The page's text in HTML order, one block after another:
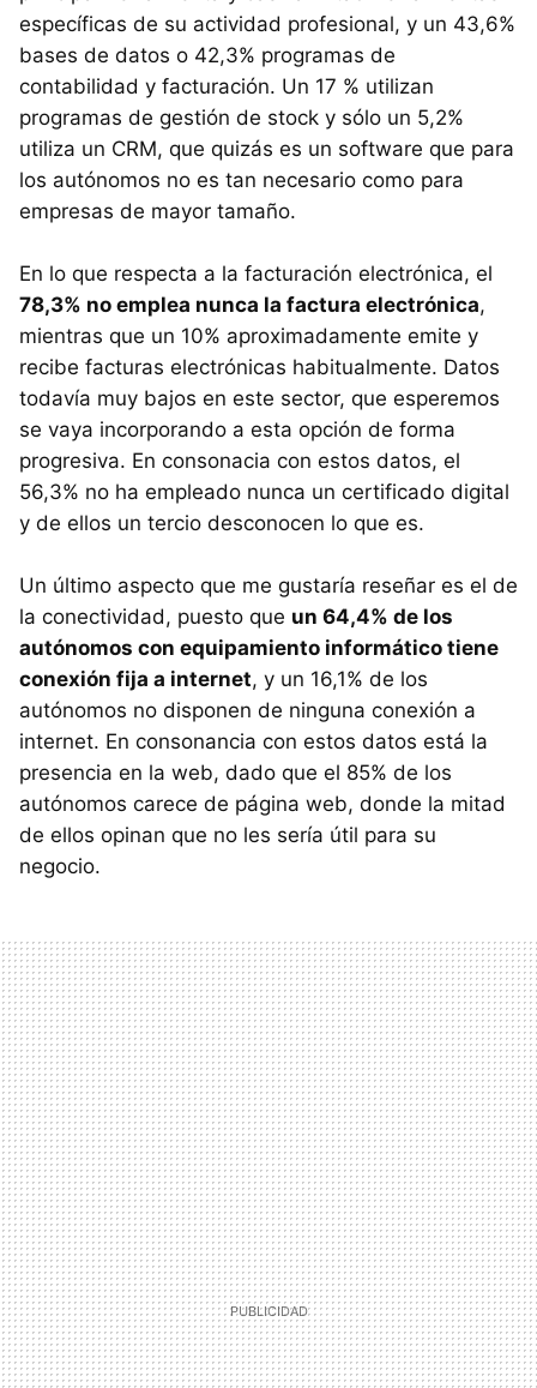
específicas de su actividad profesional, y un 43,6%
bases de datos o 42,3% programas de
contabilidad y facturación. Un 17 % utilizan
programas de gestión de stock y sólo un 5,2%
utiliza un CRM, que quizás es un software que para
los autónomos no es tan necesario como para
empresas de mayor tamaño.
En lo que respecta a la facturación electrónica, el
78,3% no emplea nunca la factura electrónica,
mientras que un 10% aproximadamente emite y
recibe facturas electrónicas habitualmente. Datos
todavía muy bajos en este sector, que esperemos
se vaya incorporando a esta opción de forma
progresiva. En consonacia con estos datos, el
56,3% no ha empleado nunca un certificado digital
y de ellos un tercio desconocen lo que es.
Un último aspecto que me gustaría reseñar es el de
la conectividad, puesto que un 64,4% de los
autónomos con equipamiento informático tiene
conexión fija a internet, y un 16,1% de los
autónomos no disponen de ninguna conexión a
internet. En consonancia con estos datos está la
presencia en la web, dado que el 85% de los
autónomos carece de página web, donde la mitad
de ellos opinan que no les sería útil para su
negocio.